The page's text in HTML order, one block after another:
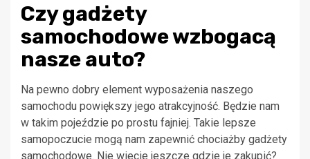
Czy gadżety
samochodowe wzbogacą
nasze auto?
Na pewno dobry element wyposażenia naszego
samochodu powiększy jego atrakcyjność. Będzie nam
w takim pojeździe po prostu fajniej. Takie lepsze
samopoczucie mogą nam zapewnić chociażby gadżety
samochodowe. Nie wiecie jeszcze gdzie je zakupić?